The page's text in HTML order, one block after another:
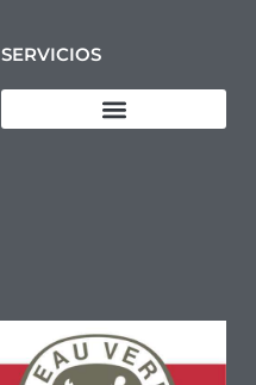
SERVICIOS